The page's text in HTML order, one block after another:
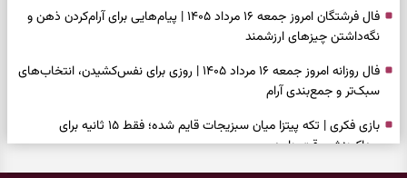
فال فرشتگان امروز جمعه ۱۶ مرداد ۱۴۰۵ | پیام‌هایی برای آرام‌کردن ذهن و
نگه‌داشتن چیزهای ارزشمند
فال روزانه امروز جمعه ۱۶ مرداد ۱۴۰۵ | روزی برای نفس‌کشیدن، انتخاب‌های
سبک‌تر و جمع‌بندی آرام
بازی فکری | تکه پیتزا میان سبزیجات قایم شده؛ فقط ۱۵ ثانیه برای
پیداکردنش وقت دارید